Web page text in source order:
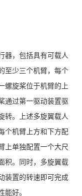
器，包括具有可载人
至少三个机臂，每个
螺旋桨位于机臂的上
通过第一驱动装置驱
转。上述多旋翼载人
个机臂上方和下方配
上单独配置一个大尺
积。同时，多旋翼载
装置的转速即可完成
好。